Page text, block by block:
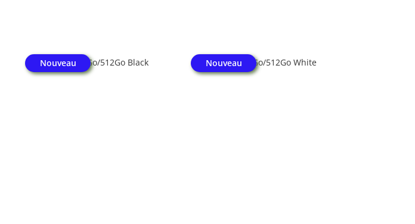
Nouveau
Honor 600 5G 8Go/512Go Black Nouveau
Honor 600 5G 8Go/512Go White